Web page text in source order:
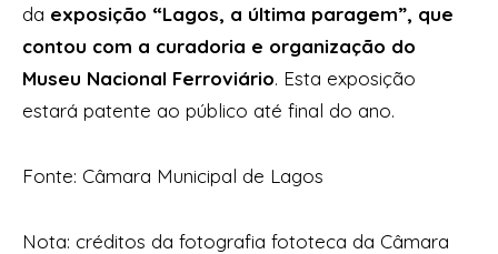
da exposição “Lagos, a última paragem”, que
contou com a curadoria e organização do
Museu Nacional Ferroviário. Esta exposição
estará patente ao público até final do ano.
Fonte: Câmara Municipal de Lagos
Nota: créditos da fotografia fototeca da Câmara